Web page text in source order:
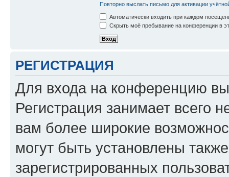
Повторно выслать письмо для активации
Автоматически входить при каждом
Скрыть моё пребывание на конференции в
РЕГИСТРАЦИЯ
Для входа на конференцию
Регистрация занимает всего
вам более широкие
могут быть установлены
зарегистрированных